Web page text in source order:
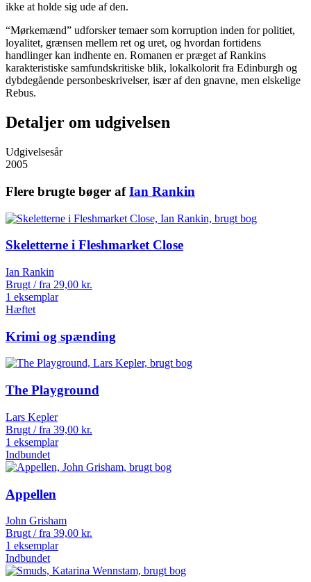
ikke at holde sig ude af den.
“Mørkemænd” udforsker temaer som korruption inden for politiet,
loyalitet, grænsen mellem ret og uret, og hvordan fortidens
handlinger kan indhente en. Romanen er præget af Rankins
karakteristiske samfundskritiske blik, lokalkolorit fra Edinburgh og
dybdegående personbeskrivelser, især af den gnavne, men elskelige
Rebus.
Detaljer om udgivelsen
Udgivelsesår
2005
Flere brugte bøger afIan Rankin
Skeletterne i Fleshmarket Close
Ian Rankin
Brugt / fra 29,00 kr.
1 eksemplar
Hæftet
Krimi og spænding
The Playground
Lars Kepler
Brugt / fra 39,00 kr.
1 eksemplar
Indbundet
Appellen
John Grisham
Brugt / fra 39,00 kr.
1 eksemplar
Indbundet